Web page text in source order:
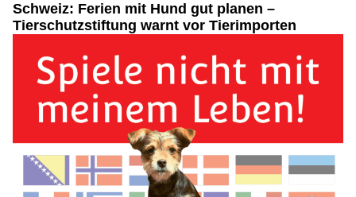
Schweiz: Ferien mit Hund gut planen –
Tierschutzstiftung warnt vor Tierimporten